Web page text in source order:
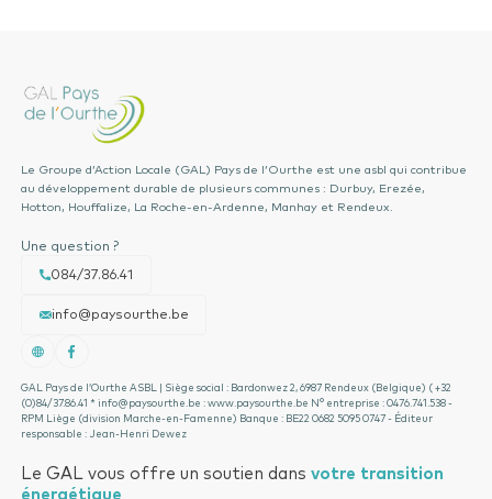
Le Groupe d’Action Locale (GAL) Pays de l’Ourthe est une asbl qui contribue
au développement durable de plusieurs communes : Durbuy, Erezée,
Hotton, Houffalize, La Roche-en-Ardenne, Manhay et Rendeux.
Une question ?
084/37.86.41
info@paysourthe.be
GAL Pays de l’Ourthe ASBL | Siège social : Bardonwez 2, 6987 Rendeux (Belgique) ( +32
(0)84/37.86.41 * info@paysourthe.be : www.paysourthe.be N° entreprise : 0476.741.538 -
RPM Liège (division Marche-en-Famenne) Banque : BE22 0682 5095 0747 - Éditeur
responsable : Jean-Henri Dewez
Le GAL vous offre un soutien dansvotre transition
énergétique